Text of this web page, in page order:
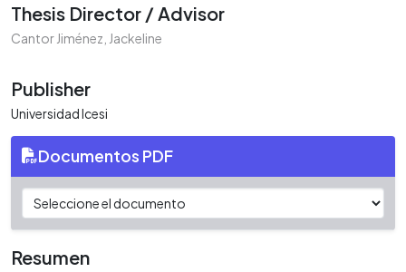
Thesis Director / Advisor
Cantor Jiménez, Jackeline
Publisher
Universidad Icesi
Documentos PDF
Resumen